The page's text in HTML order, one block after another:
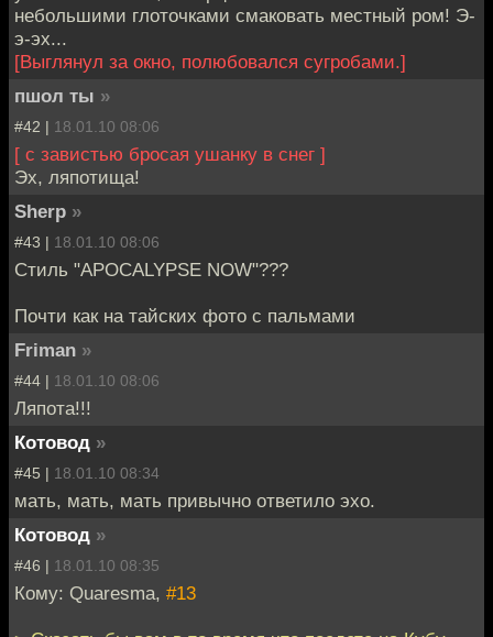
небольшими глоточками смаковать местный ром! Э-
э-эх...
[Выглянул за окно, полюбовался сугробами.]
пшол ты »
#42 | 18.01.10 08:06
[ с завистью бросая ушанку в снег ]
Эх, ляпотища!
Sherp »
#43 | 18.01.10 08:06
Стиль "APOCALYPSE NOW"???
Почти как на тайских фото с пальмами
Friman »
#44 | 18.01.10 08:06
Ляпота!!!
Котовод »
#45 | 18.01.10 08:34
мать, мать, мать привычно ответило эхо.
Котовод »
#46 | 18.01.10 08:35
Кому: Quaresma, #13